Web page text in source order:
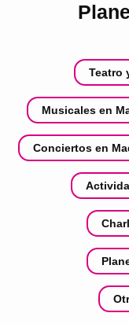
Teatro
Musicales en
Conciertos en